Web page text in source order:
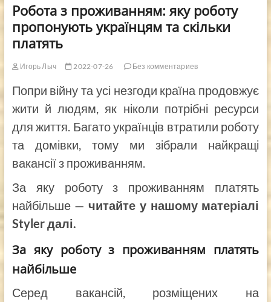
Робота з проживанням: яку роботу
пропонують українцям та скільки
платять
Игорь Лыч 2022-07-26 Без комментариев
Попри війну та усі незгоди країна продовжує
жити й людям, як ніколи потрібні ресурси
для життя. Багато українців втратили роботу
та домівки, тому ми зібрали найкращі
вакансії з проживанням.
За яку роботу з проживанням платять
найбільше —читайте у нашому матеріалі
Styler далі.
За яку роботу з проживанням платять
найбільше
Серед вакансій, розміщених на